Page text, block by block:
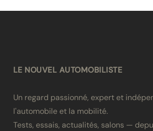
LE NOUVEL AUTOMOBILISTE
Un regard passionné, expert et
l'automobile et la mobilité.
Tests, essais, actualités, salons —